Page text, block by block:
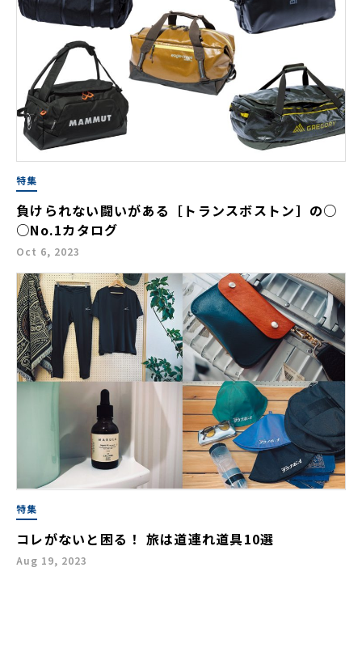
特集
負けられない闘いがある［トランスボストン］の○
○No.1カタログ
Oct 6, 2023
特集
コレがないと困る！ 旅は道連れ道具10選
Aug 19, 2023